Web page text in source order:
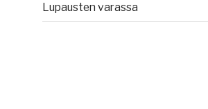
Lupausten varassa